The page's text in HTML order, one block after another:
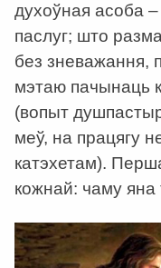
духоўная асоба –
паслуг; што
без зневажання,
мэтаю пачынаць
(вопыт
меў, на працягу
катэхетам).
кожнай: чаму